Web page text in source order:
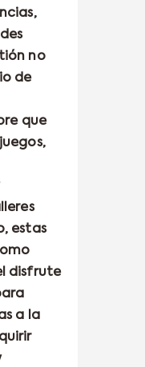
no
de
que
estas
disfrute
a la